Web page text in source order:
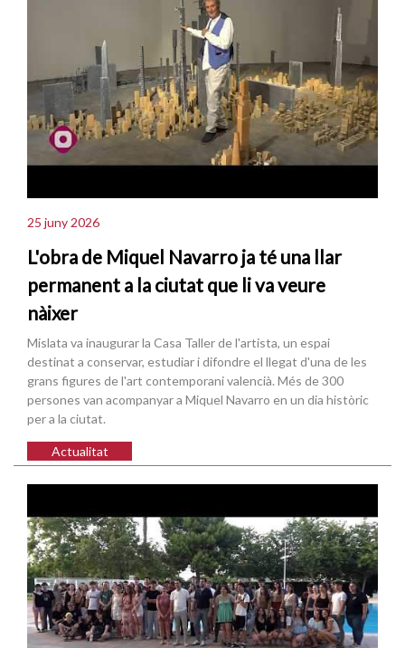
25 juny 2026
L'obra de Miquel Navarro ja té una llar
permanent a la ciutat que li va veure
nàixer
Mislata va inaugurar la Casa Taller de l'artista, un espai
destinat a conservar, estudiar i difondre el llegat d'una de les
grans figures de l'art contemporani valencià. Més de 300
persones van acompanyar a Miquel Navarro en un dia històric
per a la ciutat.
Actualitat